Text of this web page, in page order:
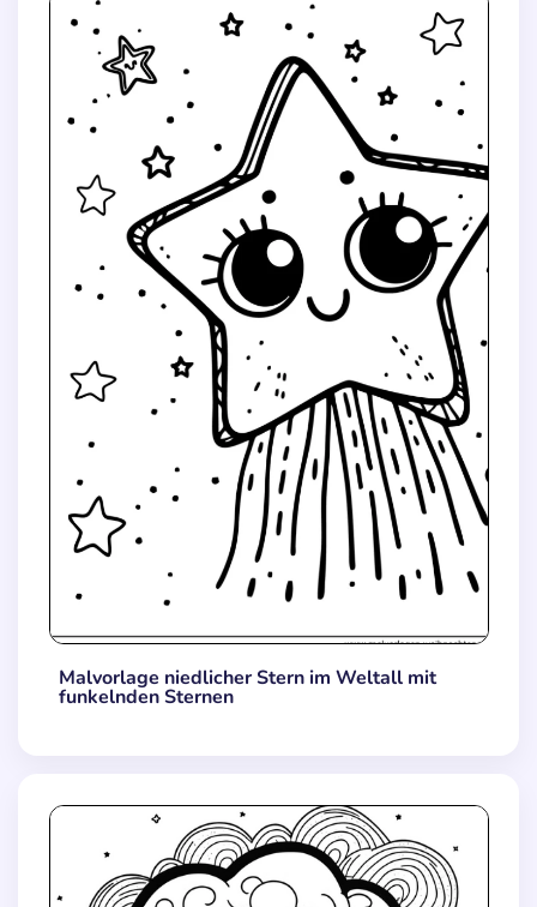
Malvorlage niedlicher Stern im Weltall mit
funkelnden Sternen